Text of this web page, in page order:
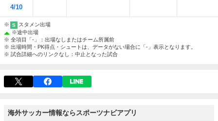
4/10
※ S
スタメン出場
※途中出場
※ 全項目「-」：出場なしまたはチーム所属前
※ 出場時間・PK得点・シュートは、データがない場合に「-」表示となります。
※ 試合詳細へのリンクなし：中止となった試合
海外サッカー情報ならスポーツナビアプリ